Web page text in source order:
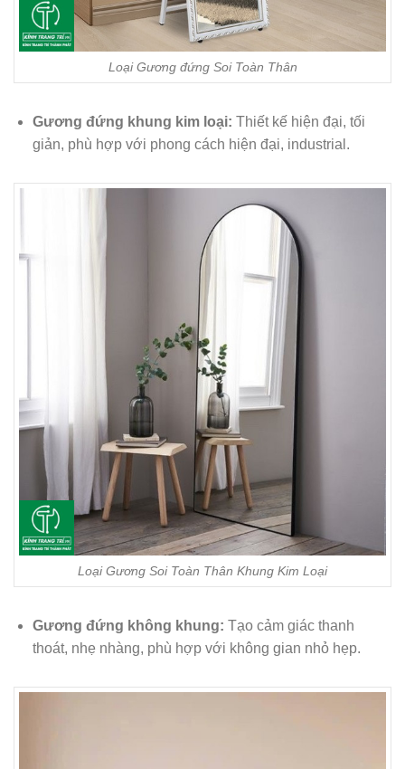
Loại Gương đứng Soi Toàn Thân
Gương đứng khung kim loại: Thiết kế hiện đại, tối
giản, phù hợp với phong cách hiện đại, industrial.
Loại Gương Soi Toàn Thân Khung Kim Loại
Gương đứng không khung: Tạo cảm giác thanh
thoát, nhẹ nhàng, phù hợp với không gian nhỏ hẹp.